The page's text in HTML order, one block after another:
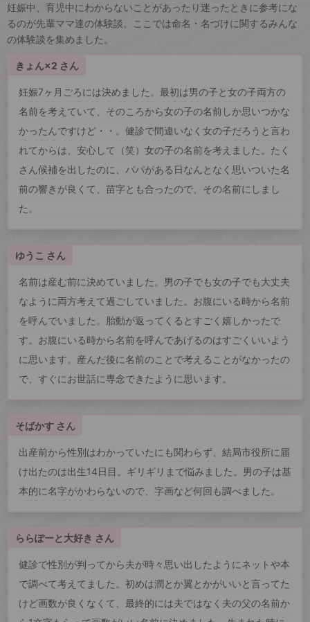
妊娠中、育児中にわからないことがあったり迷ったときに参考にな
るのが先輩ママ達の体験談。ここでは命名・名づけに関するみんな
の体験談を集めました。
きょん×2 さん
妊娠7ヶ月ごろには決めました。最初は男の子と女の子両方の
名前を考えていて、そのころから女の子の名前しか思いつかな
かったんですけど・・。健診で間違いなく女の子だろうと言わ
れてからは、安心して（笑）女の子の名前を考えました。たく
さん候補を出したのに、パパがある日なんとなく思いついた名
前の響きが良くて、苗字とも合ったので、その名前にしまし
た。
ゆうこ さん
名前は産む前に決めていました。男の子でも女の子でも大丈夫
なように両方考えて過ごしていました。お腹にいる時から名前
を呼んでいました。胎動が返ってくるとすごく嬉しかったで
す。お腹にいる時から名前を呼んであげるのはすごくいいよう
に思います。産んだ後に名前のことで考えることがなかったの
で、すぐにお世話に専念できたように思います。
そばかす さん
出産前から性別はわかっていたにも関わらず、結局市役所に届
け出たのは出生14日目。ギリギリまで悩みました。男の子は基
本的に名字がかわらないので、字画など何回も調べました。
ららぽーと大好き さん
健診で性別が判ってから夫が時々思い出したようにネットや本
で調べて考えてました。初めは潤とか翼とかがいいと言ってた
けど画数が良くなくて、最終的には夫ではなく夫の父の名前か